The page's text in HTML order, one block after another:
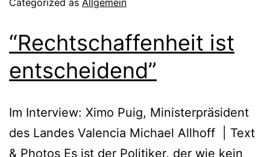
Categorized as Allgemein
“Rechtschaffenheit ist
entscheidend”
Im Interview: Ximo Puig, Ministerpräsident
des Landes Valencia Michael Allhoff | Text
& Photos Es ist der Politiker, der wie kein